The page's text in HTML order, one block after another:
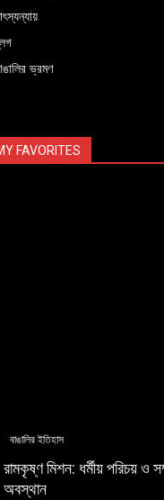
ভ্রমণ
FAVORITES
বাঙালির ইতিহাস
রামকৃষ্ণ মিশন: ধর্মীয় পরিচয় ও
অবস্থান